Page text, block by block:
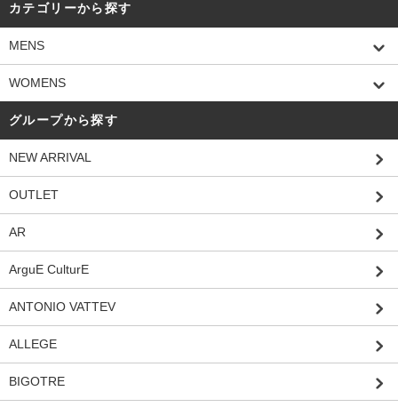
カテゴリーから探す
MENS
WOMENS
グループから探す
NEW ARRIVAL
OUTLET
AR
ArguE CulturE
ANTONIO VATTEV
ALLEGE
BIGOTRE